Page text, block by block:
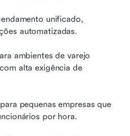
unificado,
automatizadas.
ambientes de varejo
alta exigência de
pequenas empresas que
por hora.